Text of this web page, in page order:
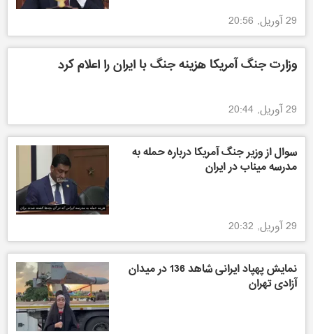
29 آوریل, 20:56
وزارت جنگ آمریکا هزینه جنگ با ایران را اعلام کرد
29 آوریل, 20:44
سوال از وزیر جنگ آمریکا درباره حمله به
مدرسه میناب در ایران
29 آوریل, 20:32
نمایش پهپاد ایرانی شاهد 136 در میدان
آزادی تهران